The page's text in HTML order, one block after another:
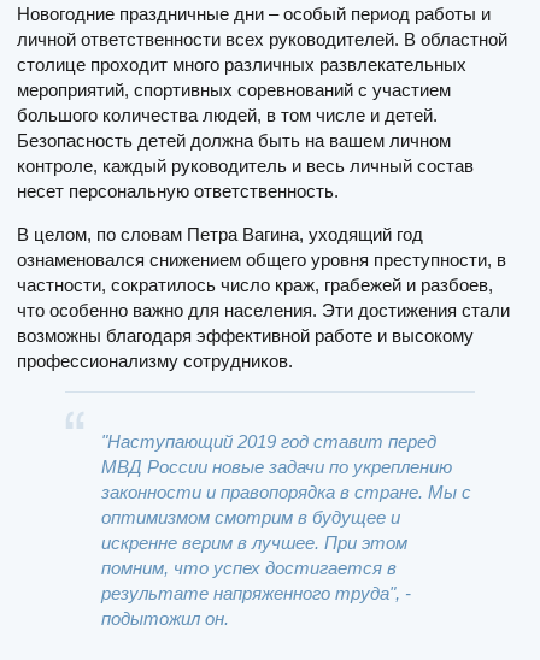
Новогодние праздничные дни – особый период работы и
личной ответственности всех руководителей. В областной
столице проходит много различных развлекательных
мероприятий, спортивных соревнований с участием
большого количества людей, в том числе и детей.
Безопасность детей должна быть на вашем личном
контроле, каждый руководитель и весь личный состав
несет персональную ответственность.
В целом, по словам Петра Вагина, уходящий год
ознаменовался снижением общего уровня преступности, в
частности, сократилось число краж, грабежей и разбоев,
что особенно важно для населения. Эти достижения стали
возможны благодаря эффективной работе и высокому
профессионализму сотрудников.
"Наступающий 2019 год ставит перед
МВД России новые задачи по укреплению
законности и правопорядка в стране. Мы с
оптимизмом смотрим в будущее и
искренне верим в лучшее. При этом
помним, что успех достигается в
результате напряженного труда", -
подытожил он.